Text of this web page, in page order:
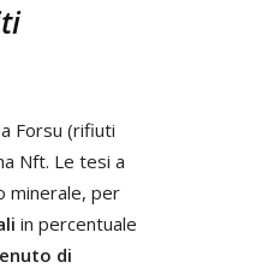
Forsu (rifiuti
Nft. Le tesi a
minerale, per
in percentuale
di